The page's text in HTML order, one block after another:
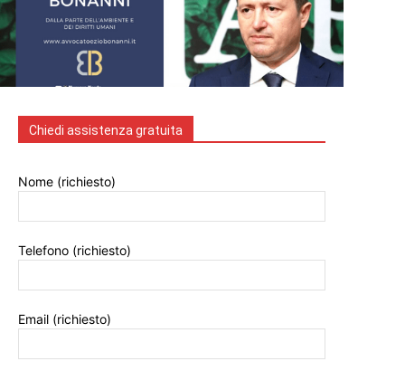
Chiedi assistenza gratuita
Nome (richiesto)
Telefono (richiesto)
Email (richiesto)